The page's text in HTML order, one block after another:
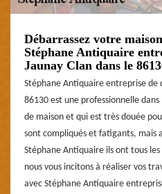
Débarrassez votre
Stéphane Antiquaire
Jaunay Clan dans le
Stéphane Antiquaire entreprise de
86130 est une professionnelle
de maison et qui est très douée
sont compliqués et fatigants, mais
Stéphane Antiquaire ils ont tous
nous vous incitons à réaliser vos
avec Stéphane Antiquaire